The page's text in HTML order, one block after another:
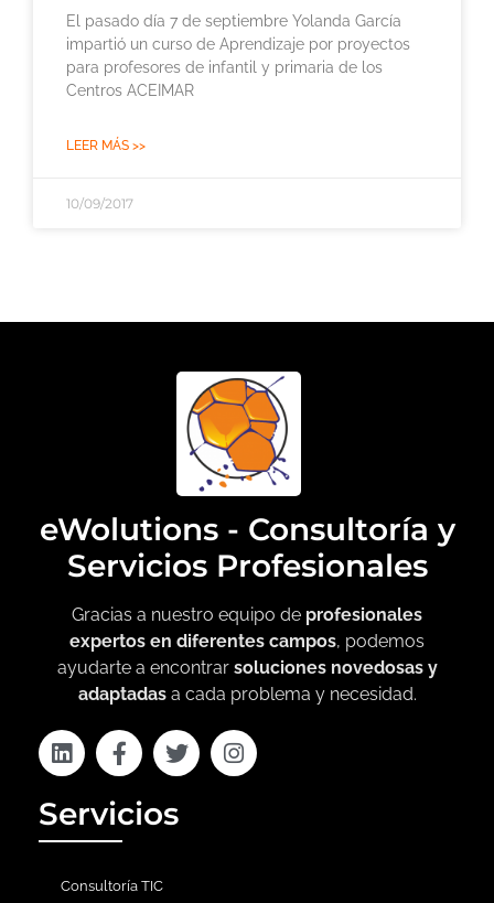
El pasado día 7 de septiembre Yolanda García
impartió un curso de Aprendizaje por proyectos
para profesores de infantil y primaria de los
Centros ACEIMAR
LEER MÁS >>
10/09/2017
eWolutions - Consultoría y
Servicios Profesionales
Gracias a nuestro equipo de profesionales
expertos en diferentes campos, podemos
ayudarte a encontrar soluciones novedosas y
adaptadasa cada problema y necesidad.
Servicios
Consultoría TIC